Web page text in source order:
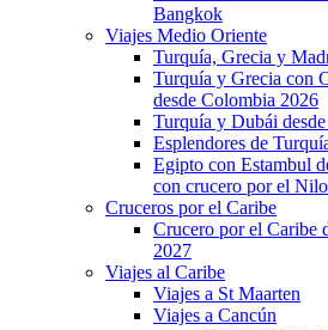
Bangkok
Viajes Medio Oriente
Turquía, Grecia y
Turquía y Grecia con
desde Colombia 2026
Turquía y Dubái
Esplendores de
Egipto con Estambul
con crucero por el
Cruceros por el Caribe
Crucero por el Caribe
2027
Viajes al Caribe
Viajes a St Maarten
Viajes a Cancún